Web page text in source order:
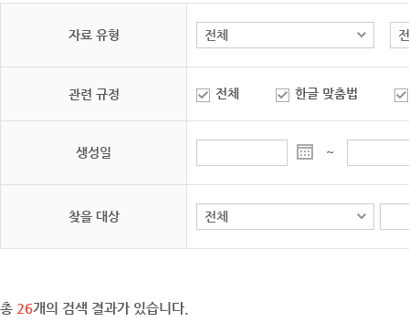
자료 유형
관련 규정 전체 한글 맞춤법
생성일 ~
찾을 대상
총 26개의 검색 결과가 있습니다.